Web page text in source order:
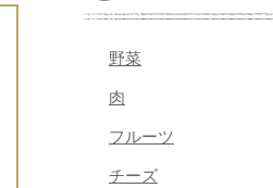
野菜
肉
フルーツ
チーズ